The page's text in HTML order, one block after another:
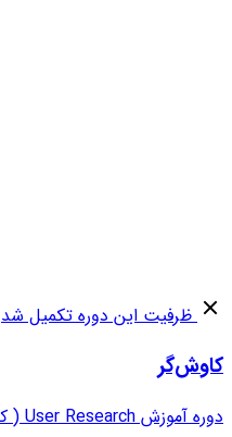
ظرفیت این دوره تکمیل شد
کاوش‌گر
دوره آموزش User Research ( کاربر پژوهی) جامع